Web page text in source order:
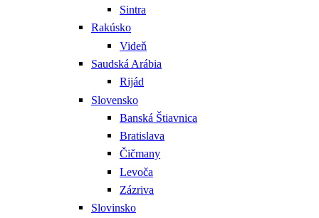
Sintra
Rakúsko
Videň
Saudská Arábia
Rijád
Slovensko
Banská Štiavnica
Bratislava
Čičmany
Levoča
Zázriva
Slovinsko